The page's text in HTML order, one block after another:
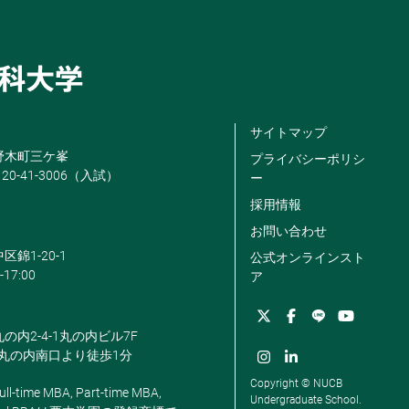
木町三ケ峯
41-3006（入試）
錦1-20-1
17:00
内2-4-1丸の内ビル7F
の内南口より徒歩1分
time MBA, Part-time MBA,
サイトマップ
プライバシーポリシ
ー
採用情報
お問い合わせ
公式オンラインスト
ア
Copyright © NUCB
Undergraduate School.